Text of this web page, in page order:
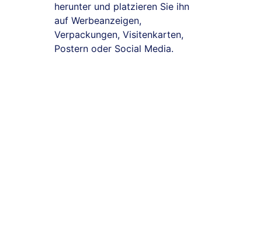
herunter und platzieren Sie ihn
auf Werbeanzeigen,
Verpackungen, Visitenkarten,
Postern oder Social Media.